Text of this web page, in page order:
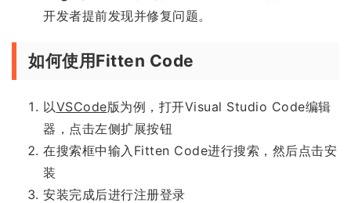
开发者提前发现并修复问题。
如何使用Fitten Code
以VSCode版为例，打开Visual Studio Code编辑
器，点击左侧扩展按钮
在搜索框中输入Fitten Code进行搜索，然后点击安
装
安装完成后进行注册登录